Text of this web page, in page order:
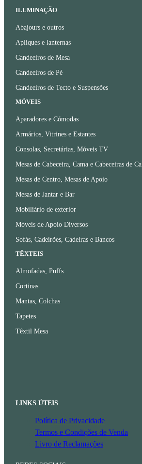
ILUMINAÇÃO
Abajours e outros
Apliques e lanternas
Candeeiros de Mesa
Candeeiros de Pé
Candeeiros de Tecto e Suspensões
MÓVEIS
Aparadores e Cómodas
Armários, Vitrines e Estantes
Consolas, Secretárias, Móveis TV
Mesas de Cabeceira, Cama e Cabeceiras de
Mesas de Centro, Mesas de Apoio
Mesas de Jantar e Bar
Mobiliário de exterior
Móveis de Apoio Diversos
Sofás, Cadeirões, Cadeiras e Bancos
TÊXTEIS
Almofadas, Puffs
Cortinas
Mantas, Colchas
Tapetes
Têxtil Mesa
LINKS ÚTEIS
Política de Privacidade
Termos e Condições de Venda
Livro de Reclamações